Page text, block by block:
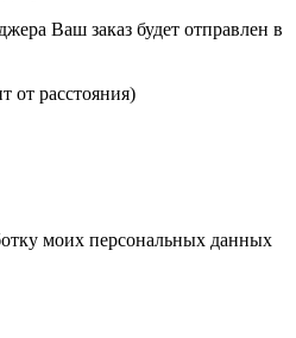
Ваш заказ будет отправлен в
от расстояния)
моих персональных данных